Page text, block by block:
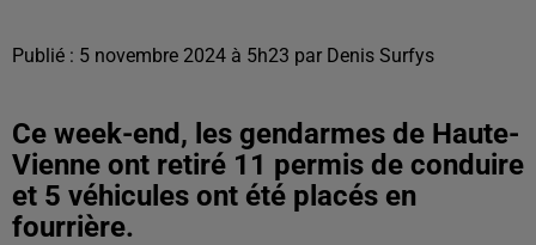
Publié : 5 novembre 2024 à 5h23 par Denis Surfys
Ce week-end, les gendarmes de Haute-
Vienne ont retiré 11 permis de conduire
et 5 véhicules ont été placés en
fourrière.